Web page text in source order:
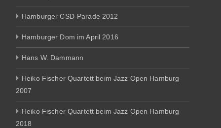
Hamburger CSD-Parade 2012
Hamburger Dom im April 2016
Hans W. Dammann
Heiko Fischer Quartett beim Jazz Open Hamburg
2007
Heiko Fischer Quartett beim Jazz Open Hamburg
2018